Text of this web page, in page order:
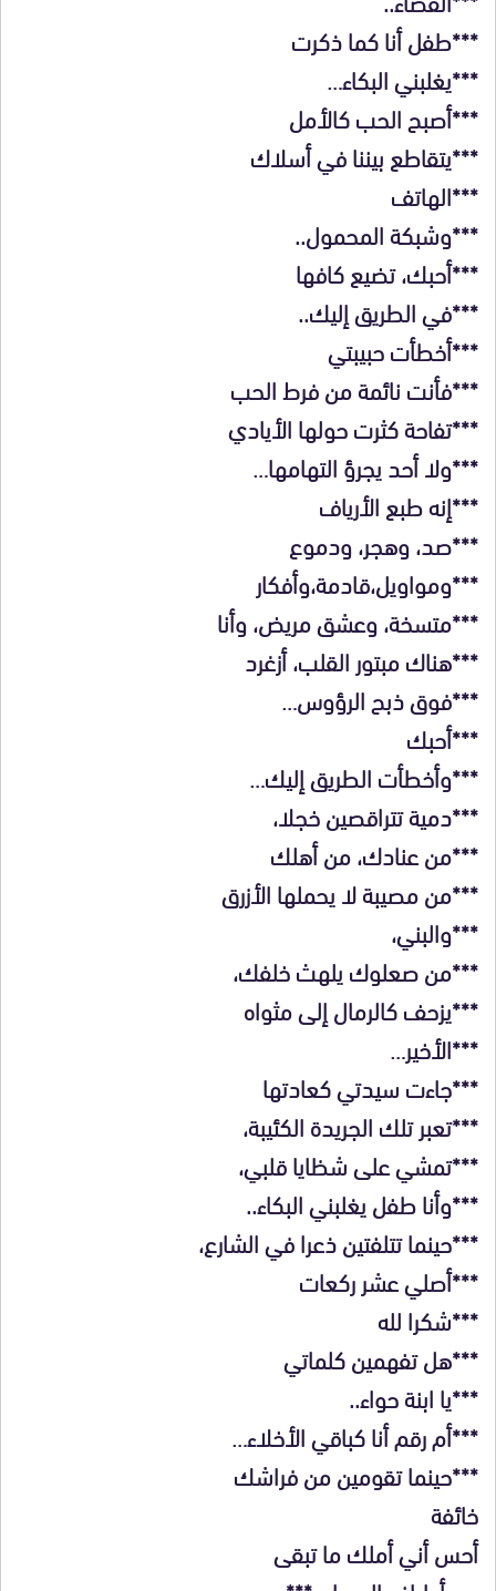
***طفل أنا كما ذكرت
***يغلبني البكاء…
***أصبح الحب كالأمل
***يتقاطع بيننا في أسلاك
***الهاتف
***وشبكة المحمول..
***أحبك، تضيع كافها
***في الطريق إليك..
***أخطأت حبيبتي
***فأنت نائمة من فرط الحب
***تفاحة كثرت حولها الأيادي
***ولا أحد يجرؤ التهامها…
***إنه طبع الأرياف
***صد، وهجر، ودموع
***ومواويل،قادمة،وأفكار
***متسخة، وعشق مريض، وأنا
***هناك مبتور القلب، أزغرد
***فوق ذبح الرؤوس…
***أحبك
***وأخطأت الطريق إليك…
***دمية تتراقصين خجلا،
***من عنادك، من أهلك
***من مصيبة لا يحملها الأزرق
***والبني،
***من صعلوك يلهث خلفك،
***يزحف كالرمال إلى مثواه
***الأخير…
***جاءت سيدتي كعادتها
***تعبر تلك الجريدة الكئيبة،
***تمشي على شظايا قلبي،
***وأنا طفل يغلبني البكاء..
***حينما تتلفتين ذعرا في الشارع،
***أصلي عشر ركعات
***شكرا لله
***هل تفهمين كلماتي
***يا ابنة حواء..
***أم رقم أنا كباقي الأخلاء…
***حينما تقومين من فراشك
خائفة
أحس أني أملك ما تبقى